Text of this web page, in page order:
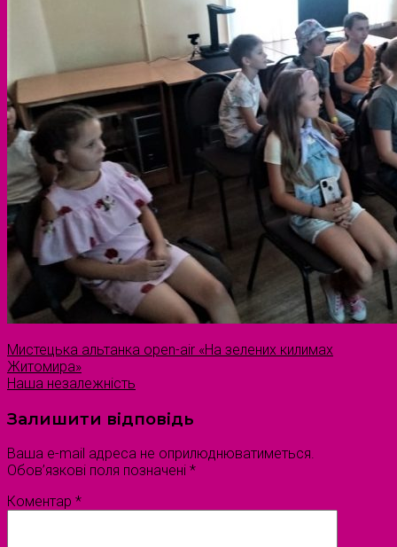
Мистецька альтанка open-air «На зелених килимах
Житомира»
Наша незалежність
Залишити відповідь
Ваша e-mail адреса не оприлюднюватиметься.
Обов’язкові поля позначені *
Коментар *